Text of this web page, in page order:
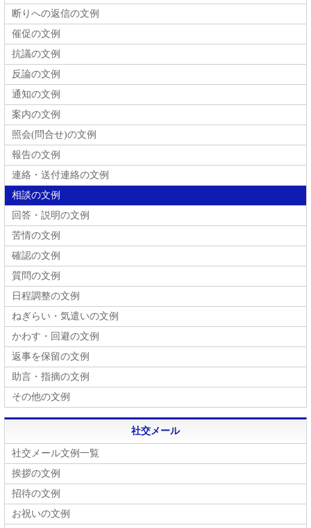
断りへの返信の文例
催促の文例
抗議の文例
反論の文例
通知の文例
案内の文例
照会(問合せ)の文例
報告の文例
連絡・送付連絡の文例
相談の文例
回答・説明の文例
苦情の文例
確認の文例
質問の文例
日程調整の文例
ねぎらい・気遣いの文例
かわす・回避の文例
返事を保留の文例
助言・指摘の文例
その他の文例
社交メール
社交メール文例一覧
挨拶の文例
招待の文例
お祝いの文例